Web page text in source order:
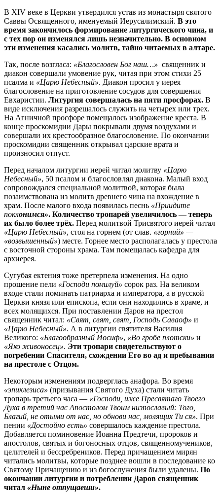
В ХIV веке в Церкви утвердился устав из монастыря святого
Саввы Освященного, именуемый Иерусалимский. В это
время закончилось формирование литургического чина, и
с тех пор он изменялся лишь незначительно. В основном
эти изменения касались молитв, тайно читаемых в алтаре.
Так, после возгласа: «Благословен Бог наш…» священник и
диакон совершали умовение рук, читая при этом стихи 25
псалма и «Царю Небесный». Диакон просил у иерея
благословение на приготовление сосудов для совершения
Евхаристии. Литургия совершалась на пяти просфорах. В
виде исключения разрешалось служить на четырех или трех.
На Агничной просфоре помещалось изображение креста. В
конце проскомидии Дары покрывали двумя воздухами и
совершали их крестообразное благословение. По окончании
проскомидии священник открывал царские врата и
произносил отпуст.
Перед началом литургии иерей читал молитву «Царю
Небесный», 50 псалом и благословлял диакона. Малый вход
сопровождался специальной молитвой, которая была
позаимствована из молитв древнего чина на вхождение в
храм. После малого входа появилась песнь «Приидите
поклонимся». Количество тропарей увеличилось — теперь
их было более трёх. Перед молитвой Трисвятого иерей читал
«Царю Небесный», стоя на горнем (от слав. «горний» —
«возвышенный») месте. Горнее место располагалась у престола
с восточной стороны храма. Там помещалась кафедра для
архиерея.
Сугубая ектения тоже претерпела изменения. На одно
прошение пели «Господи помилуй» сорок раз. На великом
входе стали поминать патриарха и императора, а в русской
Церкви князя или епископа, если они находились в храме, и
всех молящихся. При поставлении Даров на престол
священник читал: «Свят, свят, свят, Господь Саваоф» и
«Царю Небесный». А в литургии святителя Василия
Великого: «Благообразный Иосиф», «Во гробе плотски» и
«Яко живоносец». Эти тропари свидетельствуют о
погребении Спасителя, схождении Его во ад и пребывании
на престоле с Отцом.
Некоторым изменениям подверглась анафора. Во время
«эпиклезиса» (призывания Святого Духа) стали читать
тропарь третьего часа — «Господи, иже Пресвятаго Твоего
Духа в третий час Апостолом Твоим низпославый: Того,
Благий, не отыми от нас, но обнови нас, молящих Ти ся». При
пении «Достойно есть» совершалось каждение престола.
Добавляется поминовение Иоанна Предтечи, пророков и
апостолов, святых и богоносных отцов, священномучеников,
целителей и бессребреников. Перед причащением мирян
читались молитвы, которые позднее вошли в последование ко
Святому Причащению и из богослужения были удалены. По
окончании литургии и потреблении Даров священник
читал «Ныне отпущаеши».